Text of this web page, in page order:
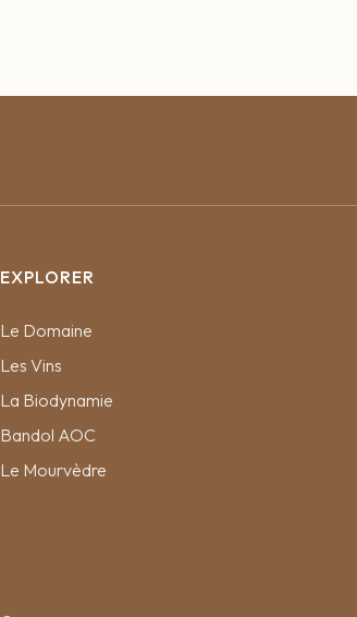
EXPLORER
Le Domaine
Les Vins
La Biodynamie
Bandol AOC
Le Mourvèdre